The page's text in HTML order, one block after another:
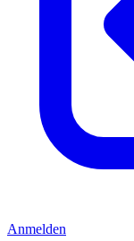
Anmelden